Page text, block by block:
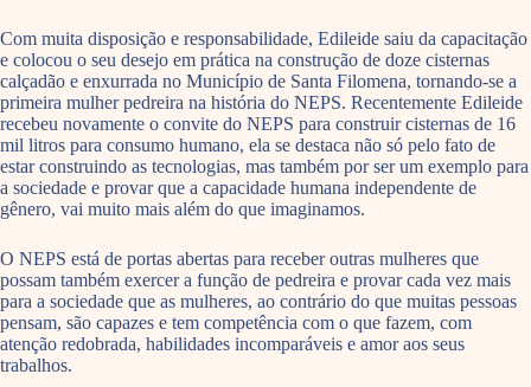
Com muita disposição e responsabilidade, Edileide saiu da capacitação
e colocou o seu desejo em prática na construção de doze cisternas
calçadão e enxurrada no Município de Santa Filomena, tornando-se a
primeira mulher pedreira na história do NEPS. Recentemente Edileide
recebeu novamente o convite do NEPS para construir cisternas de 16
mil litros para consumo humano, ela se destaca não só pelo fato de
estar construindo as tecnologias, mas também por ser um exemplo para
a sociedade e provar que a capacidade humana independente de
gênero, vai muito mais além do que imaginamos.
O NEPS está de portas abertas para receber outras mulheres que
possam também exercer a função de pedreira e provar cada vez mais
para a sociedade que as mulheres, ao contrário do que muitas pessoas
pensam, são capazes e tem competência com o que fazem, com
atenção redobrada, habilidades incomparáveis e amor aos seus
trabalhos.